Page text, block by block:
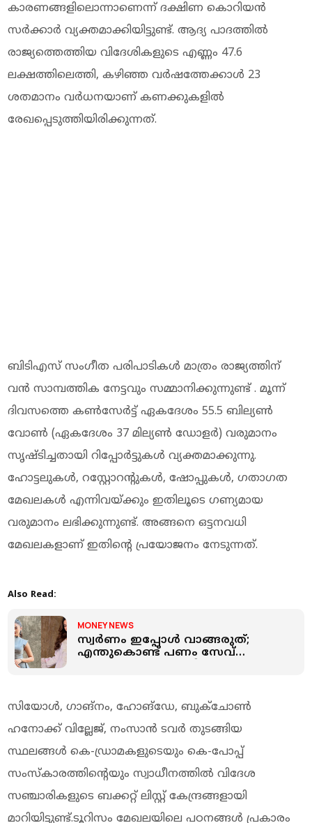
കാരണങ്ങളിലൊന്നാണെന്ന് ദക്ഷിണ കൊറിയൻ
സർക്കാർ വ്യക്തമാക്കിയിട്ടുണ്ട്. ആദ്യ പാദത്തിൽ
രാജ്യത്തെത്തിയ വിദേശികളുടെ എണ്ണം 47.6
ലക്ഷത്തിലെത്തി, കഴിഞ്ഞ വർഷത്തേക്കാൾ 23
ശതമാനം വർധനയാണ് കണക്കുകളിൽ
രേഖപ്പെടുത്തിയിരിക്കുന്നത്.
ബിടിഎസ് സംഗീത പരിപാടികൾ മാത്രം രാജ്യത്തിന്
വൻ സാമ്പത്തിക നേട്ടവും സമ്മാനിക്കുന്നുണ്ട് . മൂന്ന്
ദിവസത്തെ കൺസേർട്ട് ഏകദേശം 55.5 ബില്യൺ
വോൺ (ഏകദേശം 37 മില്യൺ ഡോളർ) വരുമാനം
സൃഷ്ടിച്ചതായി റിപ്പോർട്ടുകൾ വ്യക്തമാക്കുന്നു.
ഹോട്ടലുകൾ, റസ്റ്റോറന്റുകൾ, ഷോപ്പുകൾ, ഗതാഗത
മേഖലകൾ എന്നിവയ്ക്കും ഇതിലൂടെ ഗണ്യമായ
വരുമാനം ലഭിക്കുന്നുണ്ട്. അങ്ങനെ ഒട്ടനവധി
മേഖലകളാണ് ഇതിന്റെ പ്രയോജനം നേടുന്നത്.
Also Read:
MONEY NEWS
സ്വർണം ഇപ്പോള്‍ വാങ്ങരുത്;
എന്തുകൊണ്ട് പണം സേവ്
സിയോൾ, ഗാങ്നം, ഹോങ്ഡേ, ബുക്ചോൺ
ഹനോക്ക് വില്ലേജ്, നംസാൻ ടവർ തുടങ്ങിയ
സ്ഥലങ്ങൾ കെ-ഡ്രാമകളുടെയും കെ-പോപ്പ്
സംസ്കാരത്തിന്റെയും സ്വാധീനത്തിൽ വിദേശ
സഞ്ചാരികളുടെ ബക്കറ്റ് ലിസ്റ്റ് കേന്ദ്രങ്ങളായി
മാറിയിട്ടുണ്ട്.ടൂറിസം മേഖലയിലെ പഠനങ്ങൾ പ്രകാരം